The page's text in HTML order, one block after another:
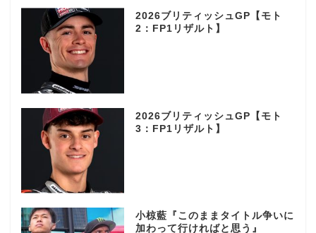
2026ブリティッシュGP【モト
2：FP1リザルト】
2026ブリティッシュGP【モト
3：FP1リザルト】
小椋藍『このままタイトル争いに
加わって行ければと思う』